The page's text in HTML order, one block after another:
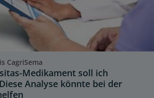
CagriSema
Medikament soll ich
Analyse könnte bei der